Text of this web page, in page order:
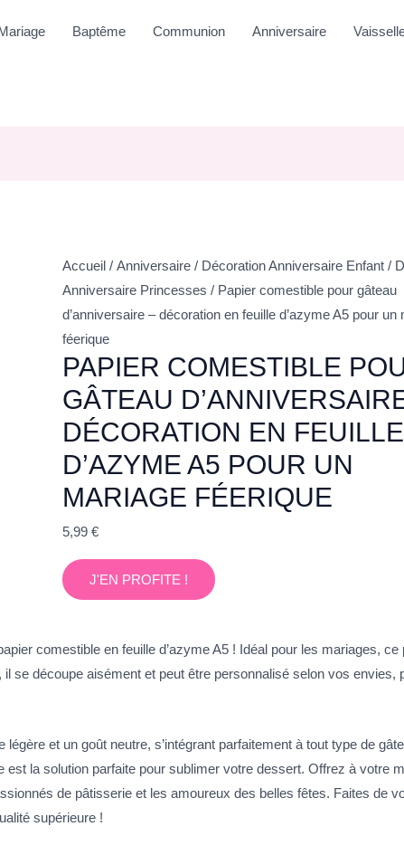
Baptême Communion Anniversaire
Accueil / Anniversaire / Décoration Anniversaire Enfant /
Anniversaire Princesses / Papier comestible pour gâteau
d’anniversaire – décoration en feuille d’azyme A5 pour un
féerique
PAPIER COMESTIBLE
GÂTEAU
DÉCORATION EN FEUILLE
D’AZYME A5 POUR UN
MARIAGE FÉERIQUE
5,99 €
J'EN PROFITE !
comestible en feuille d’azyme A5 ! Idéal pour les mariages, ce
se découpe aisément et peut être personnalisé selon vos envies,
et un goût neutre, s’intégrant parfaitement à tout type de
la solution parfaite pour sublimer votre dessert. Offrez à votre
de pâtisserie et les amoureux des belles fêtes. Faites de
supérieure !